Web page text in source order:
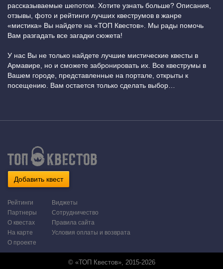
рассказываемые шепотом. Хотите узнать больше? Описания,
отзывы, фото и рейтинги лучших квеструмов в жанре
«мистика» Вы найдете на «ТОП Квестов». Мы рады помочь
Вам разгадать все загадки сюжета!
У нас Вы не только найдете лучшие мистические квесты в
Армавире, но и сможете забронировать их. Все квеструмы в
Вашем городе, представленные на портале, открыты к
посещению. Вам остается только сделать выбор…
Добавить квест
Рейтинги
Партнеры
О квестах
На карте
О проекте
Виджеты
Сотрудничество
Правила сайта
Условия оплаты и возврата
© «ТОП Квестов», 2015-2026